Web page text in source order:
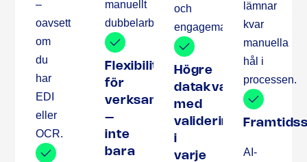
–
oavsett
om
du
har
EDI
eller
OCR.
manuellt
dubbelarbete.
Flexibilitet
för
verksamheten
–
inte
bara
och
engagemang.
Högre
datakvalitet
med
validering
i
varje
lämnar
kvar
manuella
hål i
processen.
AI-